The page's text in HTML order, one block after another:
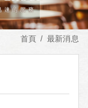
首頁 最新消息